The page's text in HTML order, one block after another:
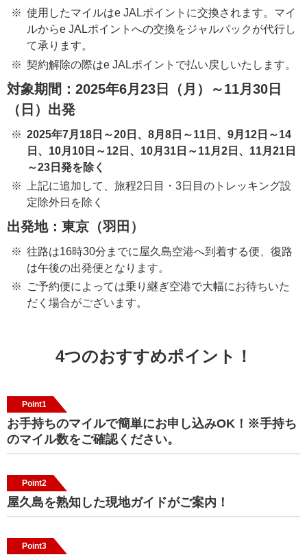
使用したマイルはe JALポイントに交換されます。マイ
ルからe JALポイントへの交換をジャルパックが代行し
て承ります。
契約解除の際はe JALポイントで払い戻しいたします。
対象期間：2025年6月23日（月）～11月30日
（日）出発
2025年7月18日～20日、8月8日～11日、9月12日～14
日、10月10日～12日、10月31日～11月2日、11月21日
～23日発を除く
上記に追加して、旅程2日目・3日目のトレッキング設
定除外日を除く
出発地：東京（羽田）
往路は16時30分までに屋久島空港へ到着する便、復路
は午後の出発便となります。
ご予約便によっては乗り継ぎ空港で大幅にお待ちいた
だく場合がございます。
4つのおすすめポイント！
Point1
お手持ちのマイルで簡単にお申し込みOK！※手持ち
のマイル数をご確認ください。
Point2
屋久島を熟知した現地ガイドがご案内！
Point3